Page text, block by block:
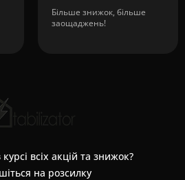
Більше знижок, більше
заощаджень!
всіх акцій та знижок?
на розсилку